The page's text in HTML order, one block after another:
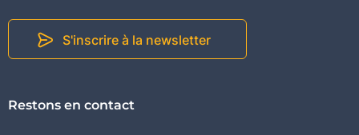
S'inscrire à la newsletter
Restons en contact